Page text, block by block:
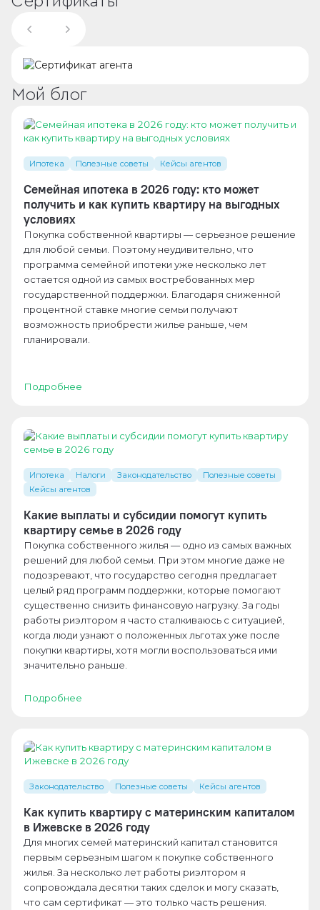
Мой блог
Ипотека Полезные советы Кейсы агентов
Семейная ипотека в 2026 году: кто может
получить и как купить квартиру на выгодных
условиях
Покупка собственной квартиры — серьезное решение
для любой семьи. Поэтому неудивительно, что
программа семейной ипотеки уже несколько лет
остается одной из самых востребованных мер
государственной поддержки. Благодаря сниженной
процентной ставке многие семьи получают
возможность приобрести жилье раньше, чем
планировали.
Подробнее
Ипотека Налоги Законодательство
Полезные советы
Кейсы агентов
Какие выплаты и субсидии помогут купить
квартиру семье в 2026 году
Покупка собственного жилья — одно из самых важных
решений для любой семьи. При этом многие даже не
подозревают, что государство сегодня предлагает
целый ряд программ поддержки, которые помогают
существенно снизить финансовую нагрузку. За годы
работы риэлтором я часто сталкиваюсь с ситуацией,
когда люди узнают о положенных льготах уже после
покупки квартиры, хотя могли воспользоваться ими
значительно раньше.
Подробнее
Законодательство Полезные советы Кейсы агентов
Как купить квартиру с материнским капиталом
в Ижевске в 2026 году
Для многих семей материнский капитал становится
первым серьезным шагом к покупке собственного
жилья. За несколько лет работы риэлтором я
сопровождала десятки таких сделок и могу сказать,
что сам сертификат — это только часть решения.